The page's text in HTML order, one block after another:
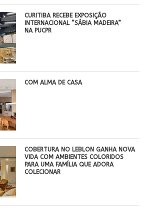
CURITIBA RECEBE EXPOSIÇÃO
INTERNACIONAL “SÁBIA MADEIRA”
NA PUCPR
COM ALMA DE CASA
COBERTURA NO LEBLON GANHA NOVA
VIDA COM AMBIENTES COLORIDOS
PARA UMA FAMÍLIA QUE ADORA
COLECIONAR